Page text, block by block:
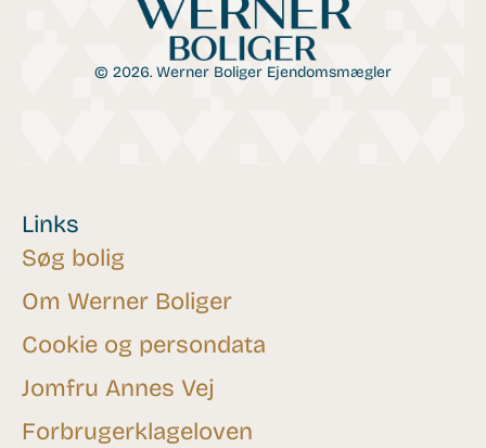
© 2026. Werner Boliger Ejendomsmægler
Links
Søg bolig
Om Werner Boliger
Cookie og persondata
Jomfru Annes Vej
Forbrugerklageloven